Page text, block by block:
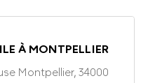
À MONTPELLIER
Montpellier, 34000